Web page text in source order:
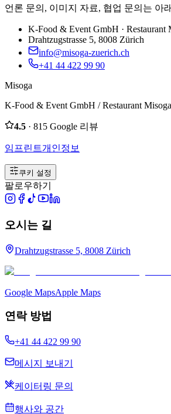
언론 문의, 이미지 자료, 협업 문의는 아
K-Food & Event GmbH · Restaurant
Drahtzugstrasse 5, 8008 Zürich
info@misoga-zuerich.ch
+41 44 422 99 90
Misoga
K-Food & Event GmbH / Restaurant Misoga
4.5 · 815 Google 리뷰
임프린트개인정보
쿠키 설정
팔로우하기
오시는 길
Drahtzugstrasse 5, 8008 Zürich
Google MapsApple Maps
연락 방법
+41 44 422 99 90
메시지 보내기
케이터링 문의
행사와 공간